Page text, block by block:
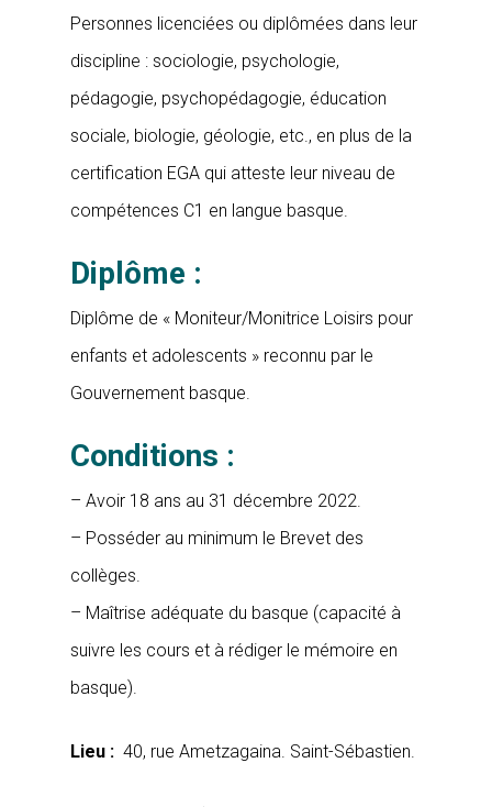
Personnes licenciées ou diplômées dans leur
discipline : sociologie, psychologie,
pédagogie, psychopédagogie, éducation
sociale, biologie, géologie, etc., en plus de la
certification EGA qui atteste leur niveau de
compétences C1 en langue basque.
Diplôme :
Diplôme de « Moniteur/Monitrice Loisirs pour
enfants et adolescents » reconnu par le
Gouvernement basque.
Conditions :
– Avoir 18 ans au 31 décembre 2022.
– Posséder au minimum le Brevet des
collèges.
– Maîtrise adéquate du basque (capacité à
suivre les cours et à rédiger le mémoire en
basque).
Lieu : 40, rue Ametzagaina. Saint-Sébastien.